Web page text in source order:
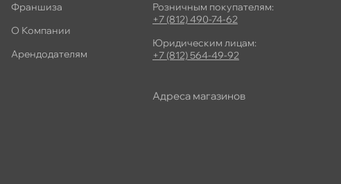
Франшиза
О Компании
Арендодателям
Розничным покупателям:
+7 (812) 490-74-62
Юридическим лицам:
+7 (812) 564-49-92
Адреса магазино